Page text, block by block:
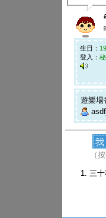
生日：
登入：
遊樂場
（
三